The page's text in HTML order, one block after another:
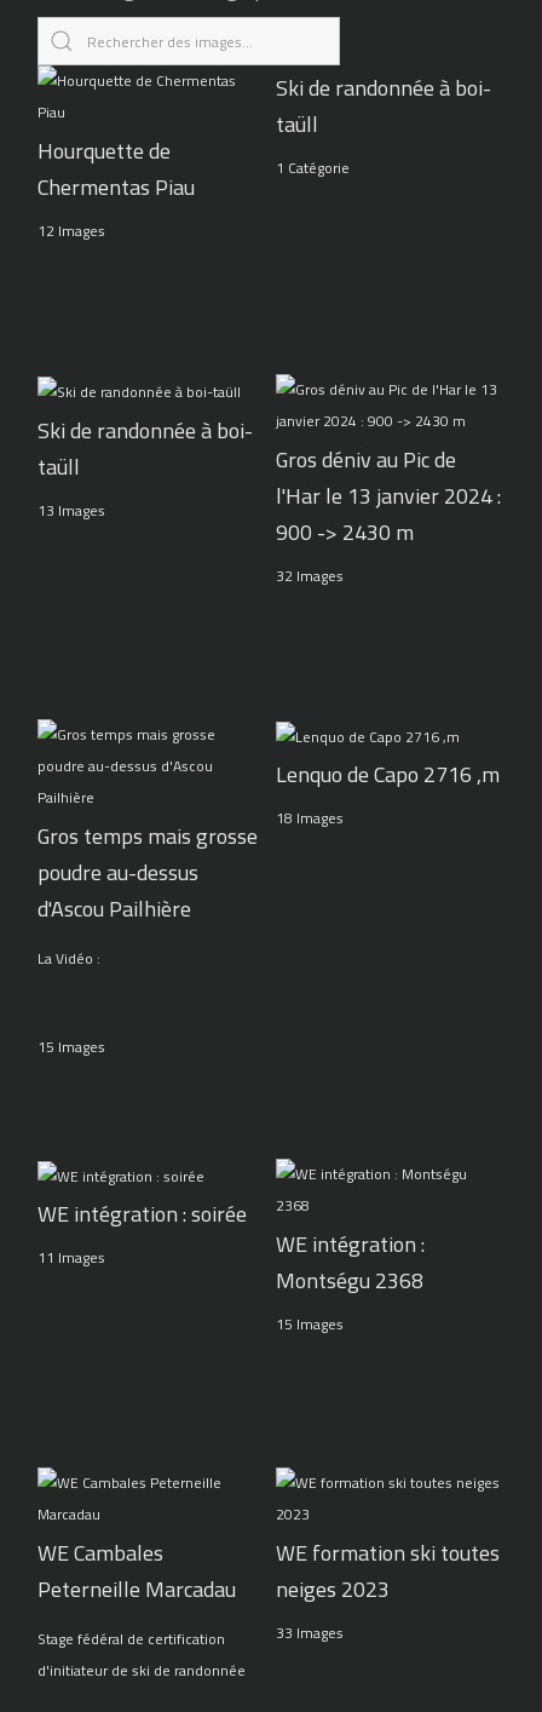
Hourquette de
Chermentas Piau
12 Images
Ski de randonnée à boi-
taüll
1 Catégorie
Ski de randonnée à boi-
taüll
13 Images
Gros déniv au Pic de
l'Har le 13 janvier 2024 :
900 -> 2430 m
32 Images
Gros temps mais grosse
poudre au-dessus
d'Ascou Pailhière
La Vidéo :
15 Images
Lenquo de Capo 2716 ,m
18 Images
WE intégration : soirée
11 Images
WE intégration :
Montségu 2368
15 Images
WE Cambales
Peterneille Marcadau
Stage fédéral de certification
d'initiateur de ski de randonnée
WE formation ski toutes
neiges 2023
33 Images